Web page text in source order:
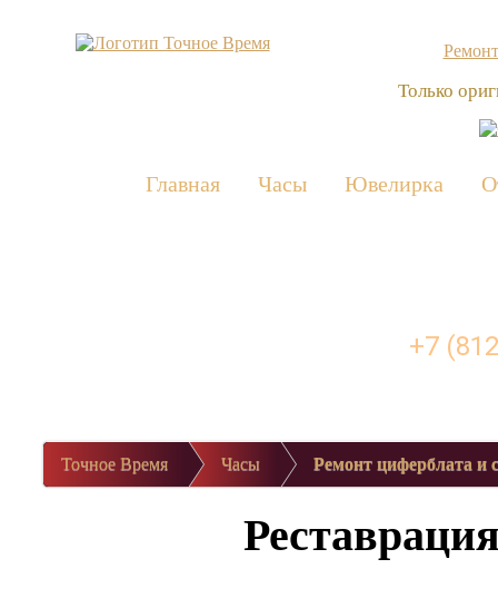
Только
Главная Часы Ювелирка
+7
Точное Время Часы Ремонт циферблата и